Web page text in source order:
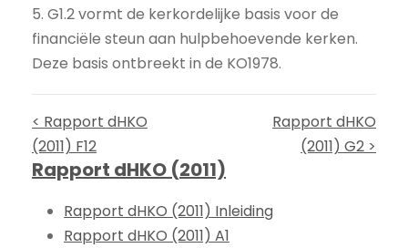
5. G1.2 vormt de kerkordelijke basis voor de
financiële steun aan hulpbehoevende kerken.
Deze basis ontbreekt in de KO1978.
< Rapport dHKO
(2011) F12
Rapport dHKO
(2011) G2 >
Rapport dHKO (2011)
Rapport dHKO (2011) Inleiding
Rapport dHKO (2011) A1